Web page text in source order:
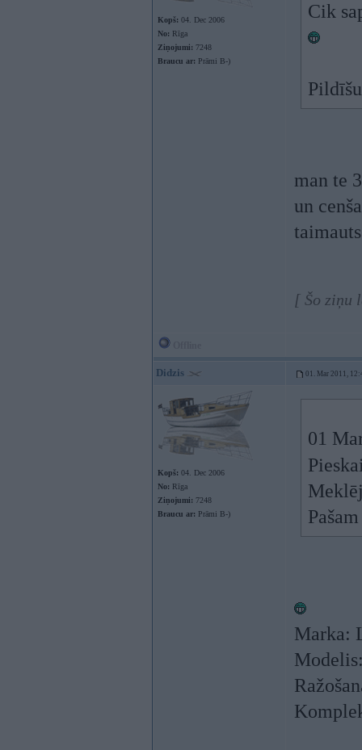
Kopš: 04. Dec 2006
No: Rīga
Ziņojumi: 7248
Braucu ar: Prāmi B-)
Cik
man te
un
[ Šo ziņu
Didzis 01. Mar 2011,
Kopš: 04. Dec 2006
No: Rīga
Ziņojumi: 7248
Braucu ar: Prāmi B-)
01
Marka: